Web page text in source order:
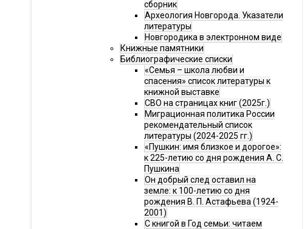
сборник
Археология Новгорода. Указатели
литературы
Новгородика в электронном виде
Книжные памятники
Библиографические списки
«Семья – школа любви и
спасения» список литературы к
книжной выставке
СВО на страницах книг (2025г.)
Миграционная политика России
рекомендательный список
литературы (2024-2025 гг.)
«Пушкин: имя близкое и дорогое»:
к 225-летию со дня рождения А. С.
Пушкина
Он добрый след оставил на
земле: к 100-летию со дня
рождения В. П. Астафьева (1924-
2001)
С книгой в Год семьи: читаем